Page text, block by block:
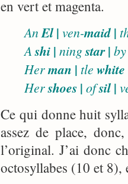
en vert et magenta.
AnEl| ven-maid |
Ashi | ningstar| by
Herman | tle white
Hershoes | ofsil|
Ce qui donne huit
assez de place,
l’original. J’ai donc
octosyllabes (10 et 8),